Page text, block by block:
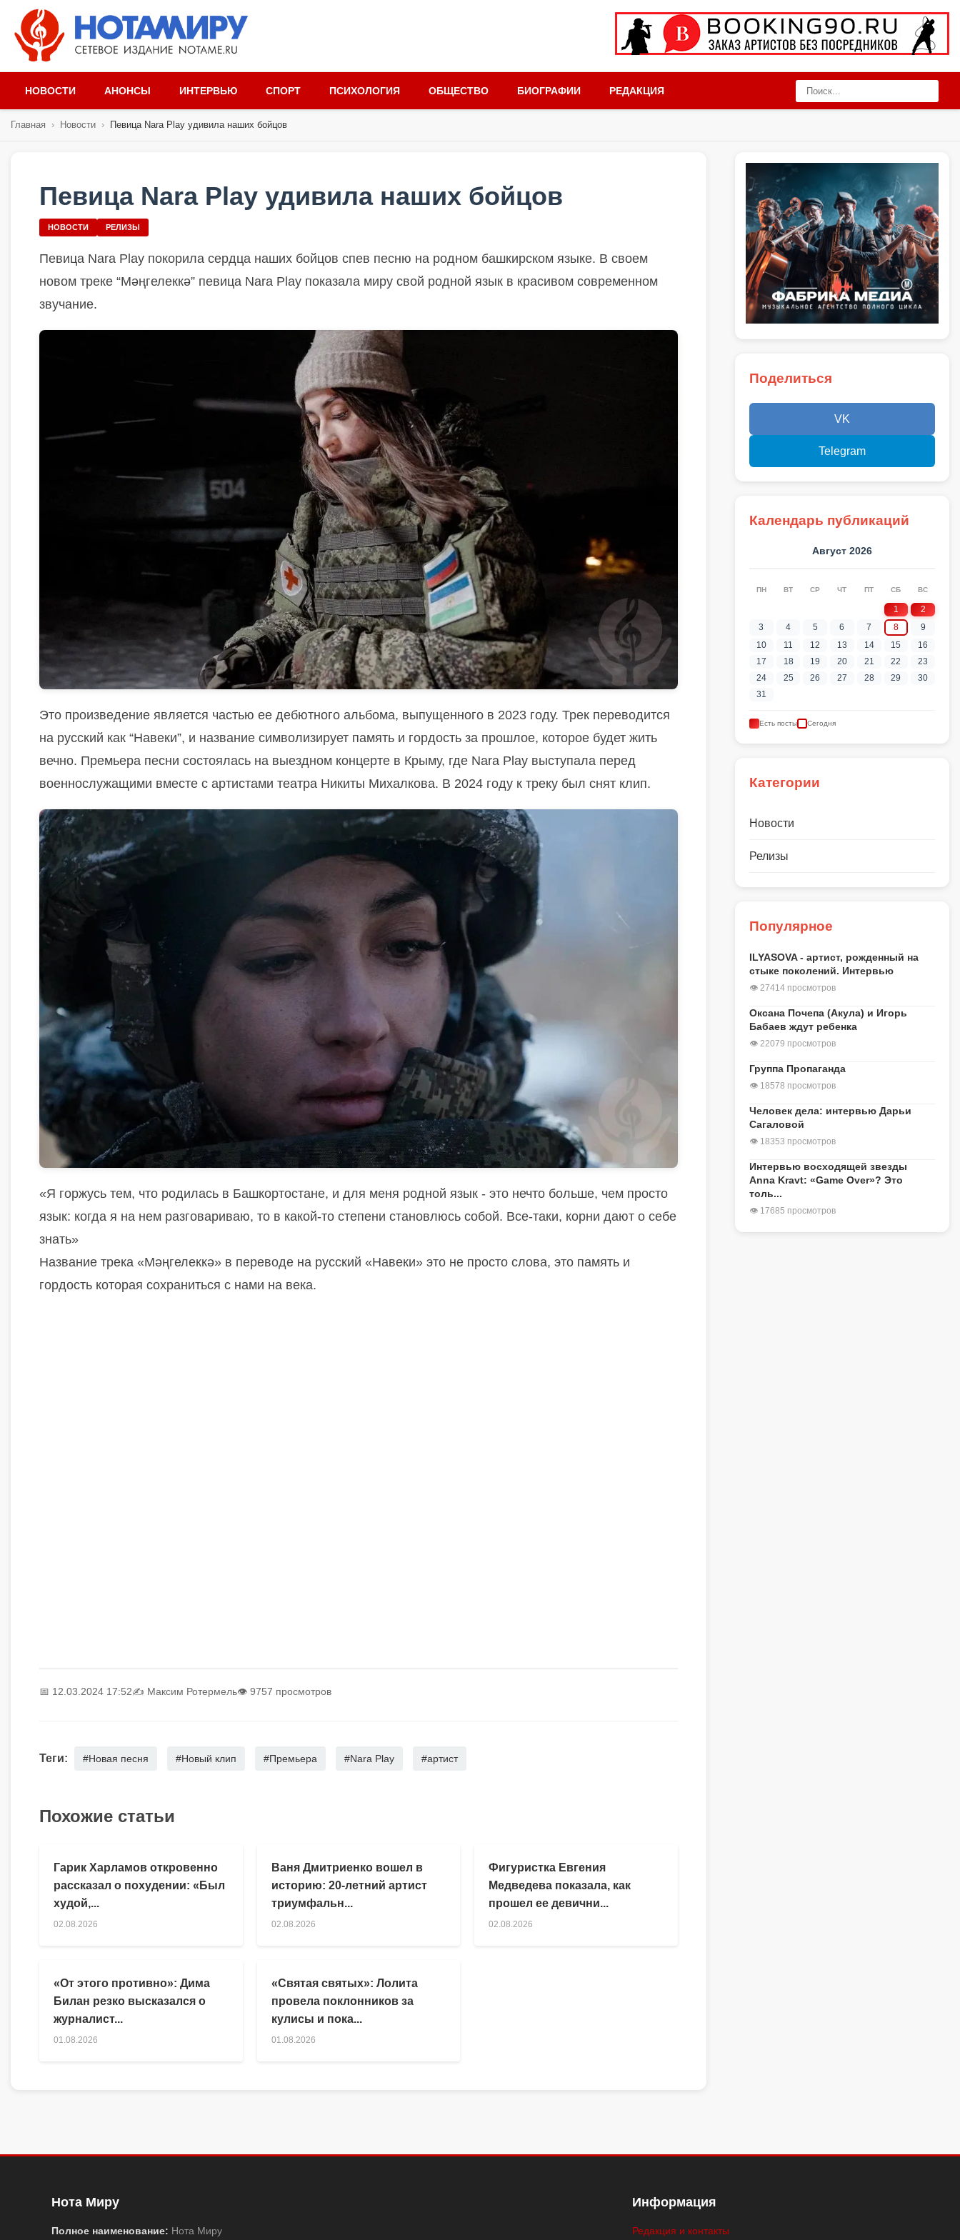
НОВОСТИ АНОНСЫ ИНТЕРВЬЮ СПОРТ ПСИХОЛОГИЯ ОБЩЕСТВО БИОГРАФИИ РЕДАКЦИЯ
Главная › Новости › Певица Nara Play удивила наших бойцов
Певица Nara Play удивила наших бойцов
НОВОСТИ РЕЛИЗЫ
Певица Nara Play покорила сердца наших бойцов спев песню на родном башкирском языке. В своем
новом треке “Мәңгелеккә” певица Nara Play показала миру свой родной язык в красивом современном
звучание.
Это произведение является частью ее дебютного альбома, выпущенного в 2023 году. Трек переводится
на русский как “Навеки”, и название символизирует память и гордость за прошлое, которое будет жить
вечно. Премьера песни состоялась на выездном концерте в Крыму, где Nara Play выступала перед
военнослужащими вместе с артистами театра Никиты Михалкова. В 2024 году к треку был снят клип.
«Я горжусь тем, что родилась в Башкортостане, и для меня родной язык - это нечто больше, чем просто
язык: когда я на нем разговариваю, то в какой-то степени становлюсь собой. Все-таки, корни дают о себе
знать»
Название трека «Мәңгелеккә» в переводе на русский «Навеки» это не просто слова, это память и
гордость которая сохраниться с нами на века.
📅 12.03.2024 17:52✍️ Максим Ротермель👁 9757 просмотров
Теги: #Новая песня #Новый клип #Премьера #Nara Play #артист
Похожие статьи
Гарик Харламов откровенно
рассказал о похудении: «Был
худой,...
02.08.2026
Ваня Дмитриенко вошел в
историю: 20-летний артист
триумфальн...
02.08.2026
Фигуристка Евгения
Медведева показала, как
прошел ее девични...
02.08.2026
«От этого противно»: Дима
Билан резко высказался о
журналист...
01.08.2026
«Святая святых»: Лолита
провела поклонников за
кулисы и пока...
01.08.2026
Поделиться
VK
Telegram
Календарь публикаций
Август 2026
ПН ВТ СР ЧТ ПТ СБ ВС
1
2
3
4 5 6 7 8
9
10
11 12 13 14 15
16
17
18 19 20 21 22
23
24
25 26 27 28 29
30
31
Есть посты Сегодня
Категории
Новости
Релизы
Популярное
ILYASOVA - артист, рожденный на
стыке поколений. Интервью
👁 27414 просмотров
Оксана Почепа (Акула) и Игорь
Бабаев ждут ребенка
👁 22079 просмотров
Группа Пропаганда
👁 18578 просмотров
Человек дела: интервью Дарьи
Сагаловой
👁 18353 просмотров
Интервью восходящей звезды
Anna Kravt: «Game Over»? Это
толь...
👁 17685 просмотров
Нота Миру
Полное наименование: Нота Миру
Информация
Редакция и контакты